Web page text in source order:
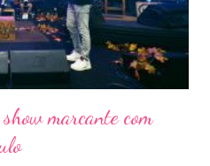
marcante com